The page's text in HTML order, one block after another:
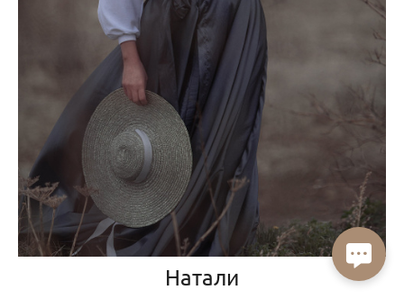
Натали